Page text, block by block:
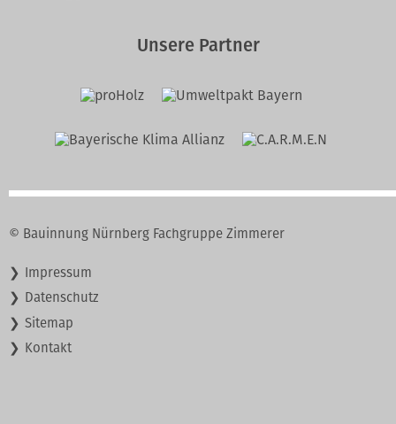
Unsere Partner
© Bauinnung Nürnberg Fachgruppe Zimmerer
Navigation
überspringen
Impressum
Datenschutz
Sitemap
Kontakt